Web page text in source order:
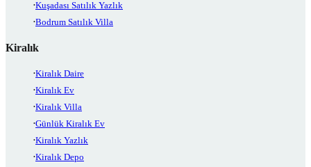
Kuşadası Satılık Yazlık
Bodrum Satılık Villa
Kiralık
Kiralık Daire
Kiralık Ev
Kiralık Villa
Günlük Kiralık Ev
Kiralık Yazlık
Kiralık Depo